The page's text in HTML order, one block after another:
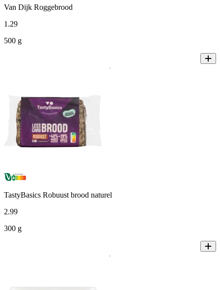
Van Dijk Roggebrood
1 .29
500 g
TastyBasics Robuust brood naturel
2.99
300 g